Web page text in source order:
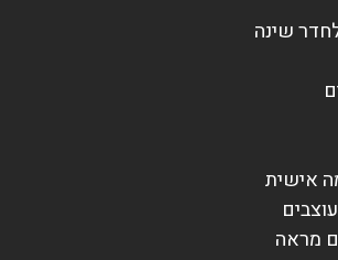
שינה
אישית
מראה